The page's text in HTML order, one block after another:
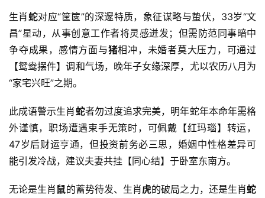
生肖蛇对应“筐箧”的深邃特质，象征谋略与蛰伏，33岁“文
昌”星动，从事创意工作者将灵感迸发；但需防范同事暗中
争夺成果，感情方面与猪相冲，未婚者莫大压力，可通过
【鸳鸯摆件】调和气场，晚年子女缘深厚，尤以农历八月为
“家宅兴旺”之期。
此成语警示生肖蛇者勿过度追求完美，明年蛇年本命年需格
外谨慎，职场遭遇束手无策时，可佩戴【红玛瑙】转运，
47岁后财运亨通，但投资前务必三思，婚姻中性格差异可
能引发冷战，建议夫妻共挂【同心结】于卧室东南方。
无论是生肖 鼠的蓄势待发、生肖虎的破局之力，还是生肖蛇